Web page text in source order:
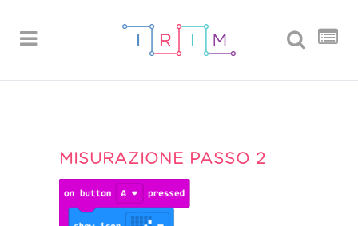
MISURAZIONE PASSO 2